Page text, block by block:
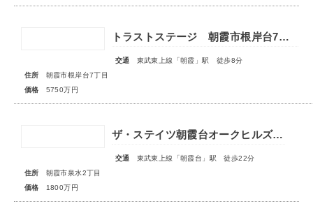
トラストステージ 朝霞市根岸台7丁目44期 限定1区画
交通
東武東上線「朝霞」駅 徒歩8分
住所
朝霞市根岸台7丁目
価格
5750万円
ザ・ステイツ朝霞台オークヒルズ 1階部分
交通
東武東上線「朝霞台」駅 徒歩22分
住所
朝霞市泉水2丁目
価格
1800万円